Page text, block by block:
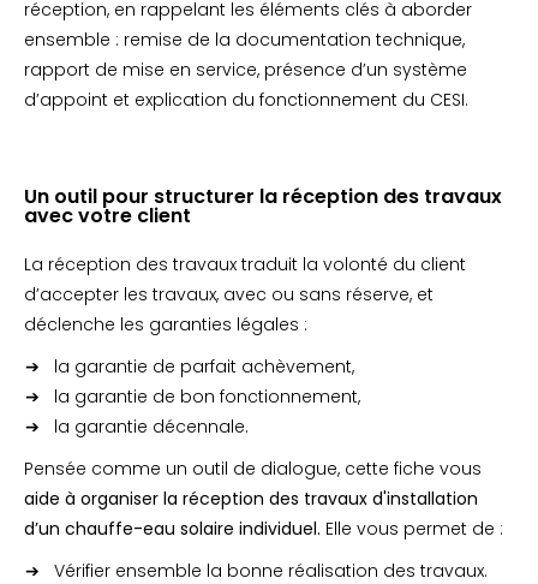
réception, en rappelant les éléments clés à aborder
ensemble : remise de la documentation technique,
rapport de mise en service, présence d’un système
d’appoint et explication du fonctionnement du CESI.
Un outil pour structurer la réception des travaux
avec votre client
La réception des travaux traduit la volonté du client
d’accepter les travaux, avec ou sans réserve, et
déclenche les garanties légales :
la garantie de parfait achèvement,
la garantie de bon fonctionnement,
la garantie décennale.
Pensée comme un outil de dialogue, cette fiche vous
aide à organiser la réception des travaux d'installation
d’un chauffe-eau solaire individuel. Elle vous permet de :
Vérifier ensemble la bonne réalisation des travaux.